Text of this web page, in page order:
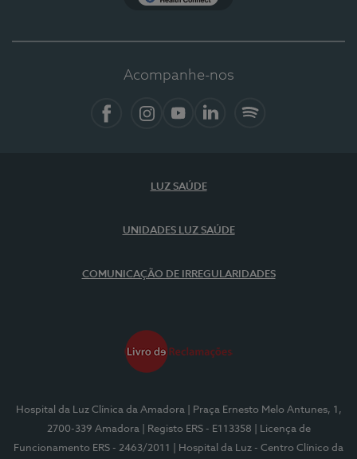
Acompanhe-nos
LUZ SAÚDE
UNIDADES LUZ SAÚDE
COMUNICAÇÃO DE IRREGULARIDADES
Hospital da Luz Clínica da Amadora
| Praça Ernesto Melo Antunes, 1,
2700-339 Amadora
| Registo ERS - E113358
| Licença de
Funcionamento ERS - 2463/2011
| Hospital da Luz - Centro Clínico da